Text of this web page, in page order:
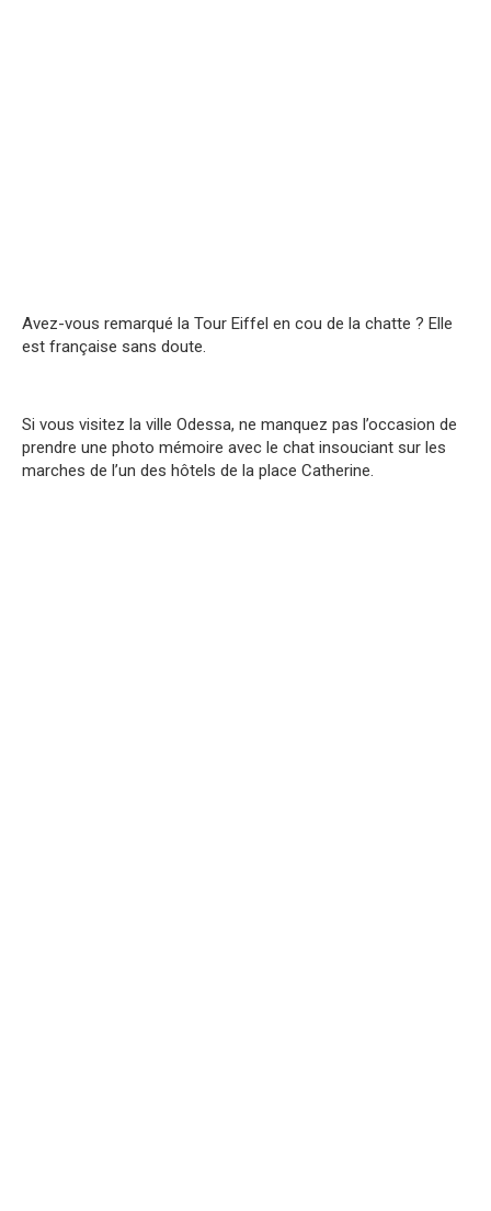
Avez-vous remarqué la Tour Eiffel en cou de la chatte ? Elle
est française sans doute.
Si vous visitez la ville Odessa, ne manquez pas l’occasion de
prendre une photo mémoire avec le chat insouciant sur les
marches de l’un des hôtels de la place Catherine.